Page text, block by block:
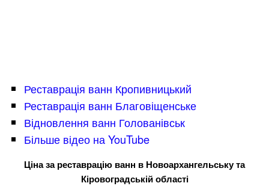
Реставрація ванн Кропивницький
Реставрація ванн Благовіщенське
Відновлення ванн Голованівськ
Більше відео на YouTube
Ціна за реставрацію ванн в Новоархангельську та
Кіровоградській області